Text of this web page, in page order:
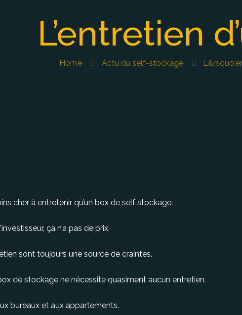
L’entretien
Home Actu du self-stockage
cher à entretenir qu’un box de self stockage.
ça n’a pas de prix.
sont toujours une source de craintes.
de stockage ne nécessite quasiment aucun entretien.
bureaux et aux appartements.